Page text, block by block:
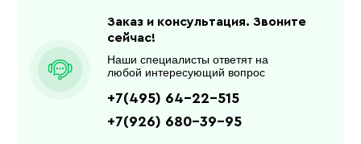
Заказ и консультация. Звоните
сейчас!
Наши специалисты ответят на
любой интересующий вопрос
+7(495) 64-22-515
+7(926) 680-39-95